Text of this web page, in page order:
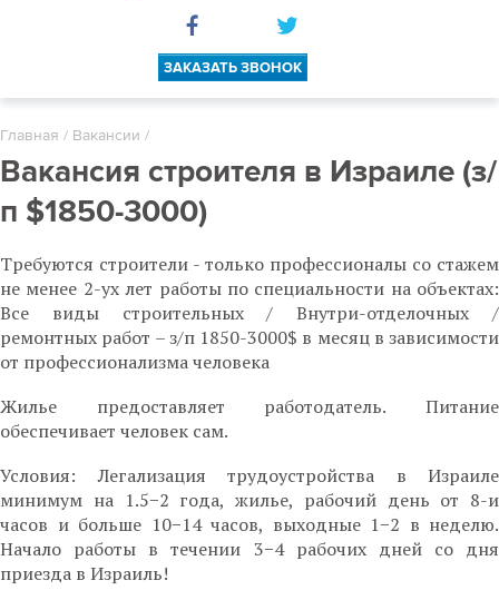
ЗАКАЗАТЬ ЗВОНОК
Главная / Вакансии /
Вакансия строителя в Израиле (з/
п $1850-3000)
Требуются строители - только профессионалы со стажем
не менее 2-ух лет работы по специальности на объектах:
Все виды строительных / Внутри-отделочных /
ремонтных работ – з/п 1850-3000$ в месяц в зависимости
от профессионализма человека
Жилье предоставляет работодатель. Питание
обеспечивает человек сам.
Условия: Легализация трудоустройства в Израиле
минимум на 1.5−2 года, жилье, рабочий день от 8-и
часов и больше 10−14 часов, выходные 1−2 в неделю.
Начало работы в течении 3−4 рабочих дней со дня
приезда в Израиль!